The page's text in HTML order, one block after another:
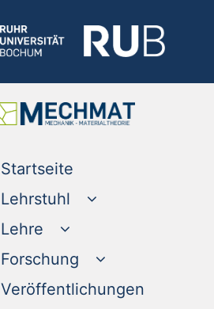
Startseite
Lehrstuhl
Lehre
Forschung
Veröffentlichungen